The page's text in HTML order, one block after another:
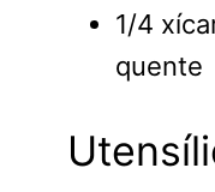
1/4
quente